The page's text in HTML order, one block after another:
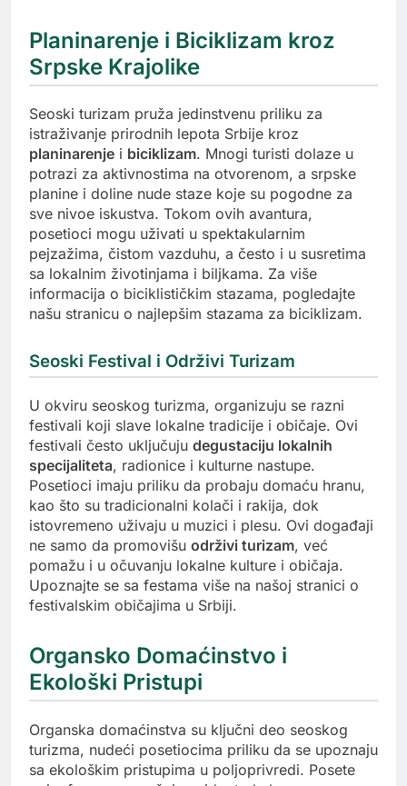
Planinarenje i Biciklizam kroz
Srpske Krajolike
Seoski turizam pruža jedinstvenu priliku za
istraživanje prirodnih lepota Srbije kroz
planinarenje i biciklizam. Mnogi turisti dolaze u
potrazi za aktivnostima na otvorenom, a srpske
planine i doline nude staze koje su pogodne za
sve nivoe iskustva. Tokom ovih avantura,
posetioci mogu uživati u spektakularnim
pejzažima, čistom vazduhu, a često i u susretima
sa lokalnim životinjama i biljkama. Za više
informacija o biciklističkim stazama, pogledajte
našu stranicu o najlepšim stazama za biciklizam.
Seoski Festival i Održivi Turizam
U okviru seoskog turizma, organizuju se razni
festivali koji slave lokalne tradicije i običaje. Ovi
festivali često uključuju degustaciju lokalnih
specijaliteta, radionice i kulturne nastupe.
Posetioci imaju priliku da probaju domaću hranu,
kao što su tradicionalni kolači i rakija, dok
istovremeno uživaju u muzici i plesu. Ovi događaji
ne samo da promovišu održivi turizam, već
pomažu i u očuvanju lokalne kulture i običaja.
Upoznajte se sa festama više na našoj stranici o
festivalskim običajima u Srbiji.
Organsko Domaćinstvo i
Ekološki Pristupi
Organska domaćinstva su ključni deo seoskog
turizma, nudeći posetiocima priliku da se upoznaju
sa ekološkim pristupima u poljoprivredi. Posete